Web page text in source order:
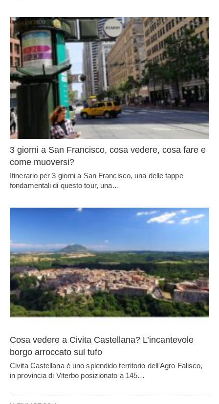
3 giorni a San Francisco, cosa vedere, cosa fare e
come muoversi?
Itinerario per 3 giorni a San Francisco, una delle tappe
fondamentali di questo tour, una…
Cosa vedere a Civita Castellana? L’incantevole
borgo arroccato sul tufo
Civita Castellana è uno splendido territorio dell'Agro Falisco,
in provincia di Viterbo posizionato a 145…